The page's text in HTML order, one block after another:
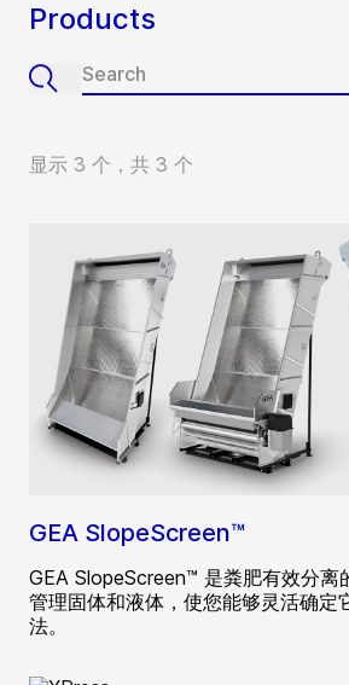
Products
显示 3 个，共 3 个
GEA SlopeScreen™
GEA SlopeScreen™ 是粪肥有效分离
管理固体和液体，使您能够灵活确定
法。